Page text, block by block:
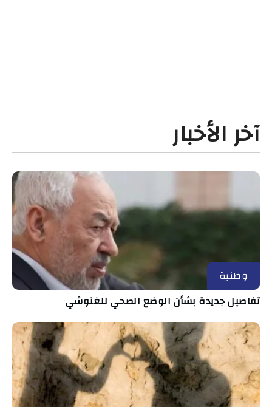
آخر الأخبار
وطنية
تفاصيل جديدة بشأن الوضع الصحي للغنوشي